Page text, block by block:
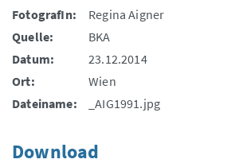
FotografIn:
Regina Aigner
Quelle:
BKA
Datum:
23.12.2014
Ort:
Wien
Dateiname:
_AIG1991.jpg
Download